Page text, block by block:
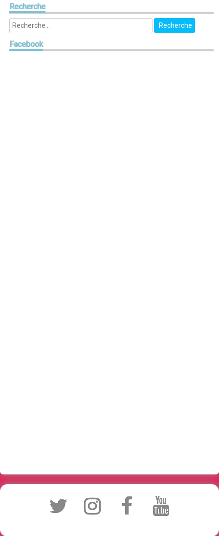
Recherche
Facebook